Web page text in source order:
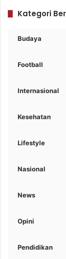
Kategori
Budaya
Football
Internasional
Kesehatan
Lifestyle
Nasional
News
Opini
Pendidikan